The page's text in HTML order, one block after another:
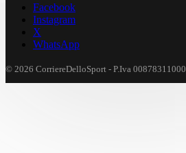
Facebook
Instagram
X
WhatsApp
© 2026 CorriereDelloSport - P.Iva 00878311000